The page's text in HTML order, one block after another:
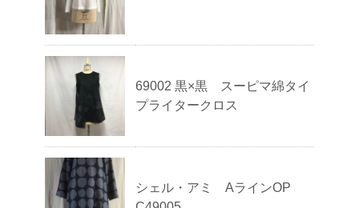
69002 黒×黒 スーピマ綿タイ
プライタークロス
シェル・アミ AラインOP